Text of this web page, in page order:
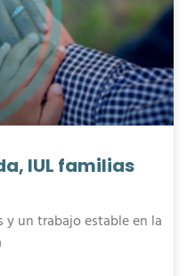
IUL familias
y un trabajo estable en la